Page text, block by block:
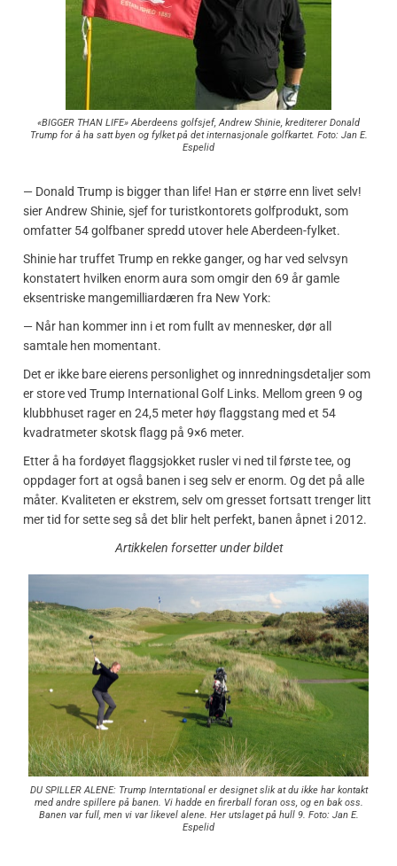
«BIGGER THAN LIFE» Aberdeens golfsjef, Andrew Shinie, krediterer Donald
Trump for å ha satt byen og fylket på det internasjonale golfkartet. Foto: Jan E.
Espelid
— Donald Trump is bigger than life! Han er større enn livet selv!
sier Andrew Shinie, sjef for turistkontorets golfprodukt, som
omfatter 54 golfbaner spredd utover hele Aberdeen-fylket.
Shinie har truffet Trump en rekke ganger, og har ved selvsyn
konstatert hvilken enorm aura som omgir den 69 år gamle
eksentriske mangemilliardæren fra New York:
— Når han kommer inn i et rom fullt av mennesker, dør all
samtale hen momentant.
Det er ikke bare eierens personlighet og innredningsdetaljer som
er store ved Trump International Golf Links. Mellom green 9 og
klubbhuset rager en 24,5 meter høy flaggstang med et 54
kvadratmeter skotsk flagg på 9×6 meter.
Etter å ha fordøyet flaggsjokket rusler vi ned til første tee, og
oppdager fort at også banen i seg selv er enorm. Og det på alle
måter. Kvaliteten er ekstrem, selv om gresset fortsatt trenger litt
mer tid for sette seg så det blir helt perfekt, banen åpnet i 2012.
Artikkelen forsetter under bildet
DU SPILLER ALENE: Trump Interntational er designet slik at du ikke har kontakt
med andre spillere på banen. Vi hadde en firerball foran oss, og en bak oss.
Banen var full, men vi var likevel alene. Her utslaget på hull 9. Foto: Jan E.
Espelid